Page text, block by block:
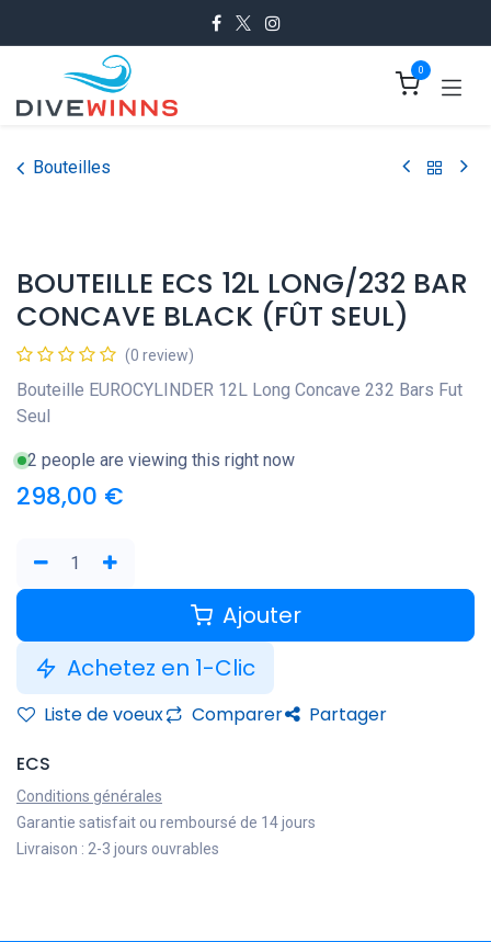
0
Bouteilles
BOUTEILLE ECS 12L LONG/232 BAR
CONCAVE BLACK (FÛT SEUL)
(0 review)
Bouteille EUROCYLINDER 12L Long Concave 232 Bars Fut
Seul
2 people are viewing this right now
298,00 €
Ajouter
Achetez en 1-Clic
Liste de voeux Comparer
Partager
ECS
Conditions générales
Garantie satisfait ou remboursé de 14 jours
Livraison : 2-3 jours ouvrables